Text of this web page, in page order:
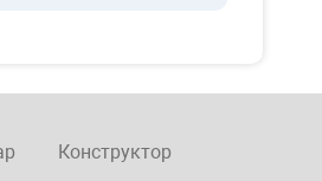
Конструктор